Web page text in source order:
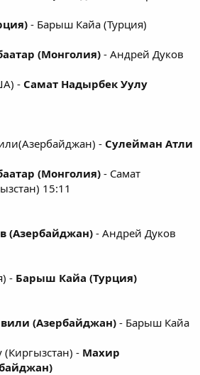
- Барыш Кайа (Турция)
(Монголия) - Андрей Дуков
- Самат Надырбек Уулу
- Сулейман Атли
(Монголия) - Самат
15:11
(Азербайджан) - Андрей Дуков
- Барыш Кайа (Турция)
(Азербайджан) - Барыш Кайа
- Махир